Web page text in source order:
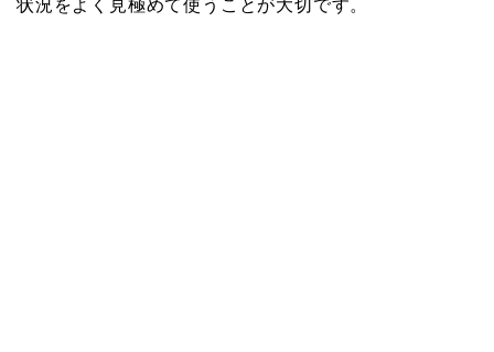
状況をよく見極めて使うことが大切です。